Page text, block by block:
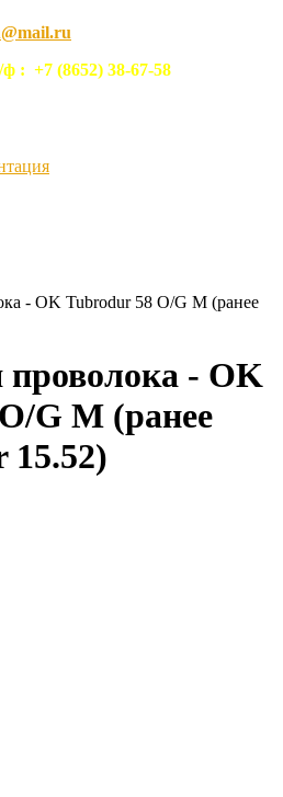
ф : +7 (8652) 38-67-58
- OK Tubrodur 58 O/G M (ранее
- OK
G M (ранее